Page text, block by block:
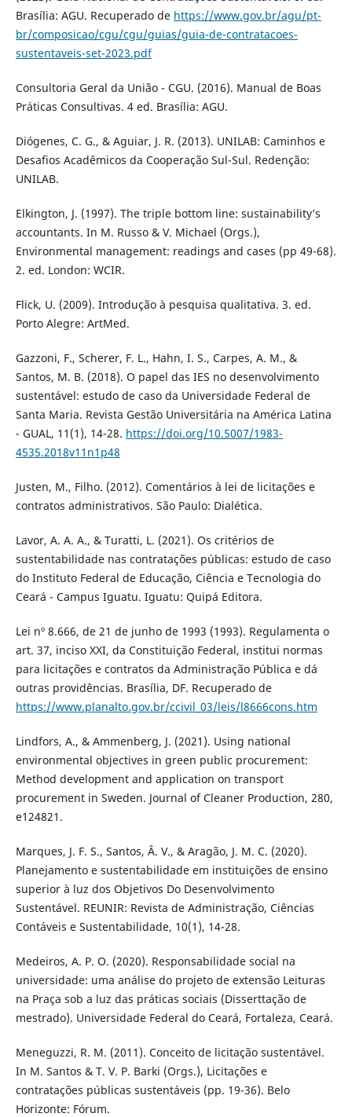
Brasília: AGU. Recuperado de https://www.gov.br/agu/pt-
br/composicao/cgu/cgu/guias/guia-de-contratacoes-
sustentaveis-set-2023.pdf
Consultoria Geral da União - CGU. (2016). Manual de Boas
Práticas Consultivas. 4 ed. Brasília: AGU.
Diógenes, C. G., & Aguiar, J. R. (2013). UNILAB: Caminhos e
Desafios Acadêmicos da Cooperação Sul-Sul. Redenção:
UNILAB.
Elkington, J. (1997). The triple bottom line: sustainability’s
accountants. In M. Russo & V. Michael (Orgs.),
Environmental management: readings and cases (pp 49-68).
2. ed. London: WCIR.
Flick, U. (2009). Introdução à pesquisa qualitativa. 3. ed.
Porto Alegre: ArtMed.
Gazzoni, F., Scherer, F. L., Hahn, I. S., Carpes, A. M., &
Santos, M. B. (2018). O papel das IES no desenvolvimento
sustentável: estudo de caso da Universidade Federal de
Santa Maria. Revista Gestão Universitária na América Latina
- GUAL, 11(1), 14-28. https://doi.org/10.5007/1983-
4535.2018v11n1p48
Justen, M., Filho. (2012). Comentários à lei de licitações e
contratos administrativos. São Paulo: Dialética.
Lavor, A. A. A., & Turatti, L. (2021). Os critérios de
sustentabilidade nas contratações públicas: estudo de caso
do Instituto Federal de Educação, Ciência e Tecnologia do
Ceará - Campus Iguatu. Iguatu: Quipá Editora.
Lei nº 8.666, de 21 de junho de 1993 (1993). Regulamenta o
art. 37, inciso XXI, da Constituição Federal, institui normas
para licitações e contratos da Administração Pública e dá
outras providências. Brasília, DF. Recuperado de
https://www.planalto.gov.br/ccivil_03/leis/l8666cons.htm
Lindfors, A., & Ammenberg, J. (2021). Using national
environmental objectives in green public procurement:
Method development and application on transport
procurement in Sweden. Journal of Cleaner Production, 280,
e124821.
Marques, J. F. S., Santos, Â. V., & Aragão, J. M. C. (2020).
Planejamento e sustentabilidade em instituições de ensino
superior à luz dos Objetivos Do Desenvolvimento
Sustentável. REUNIR: Revista de Administração, Ciências
Contáveis e Sustentabilidade, 10(1), 14-28.
Medeiros, A. P. O. (2020). Responsabilidade social na
universidade: uma análise do projeto de extensão Leituras
na Praça sob a luz das práticas sociais (Disserttação de
mestrado). Universidade Federal do Ceará, Fortaleza, Ceará.
Meneguzzi, R. M. (2011). Conceito de licitação sustentável.
In M. Santos & T. V. P. Barki (Orgs.), Licitações e
contratações públicas sustentáveis (pp. 19-36). Belo
Horizonte: Fórum.